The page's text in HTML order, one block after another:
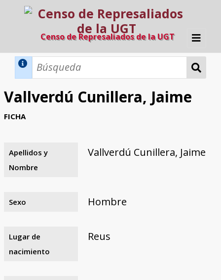
Censo de Represaliados de la UGT
Inicio
Razones y objetivos
El equipo
Colaboradores
Fuentes documentales
Vallverdú Cunillera, Jaime
FICHA
Apellidos y
Nombre
Vallverdú Cunillera, Jaime
Sexo Hombre
Lugar de
nacimiento
Reus